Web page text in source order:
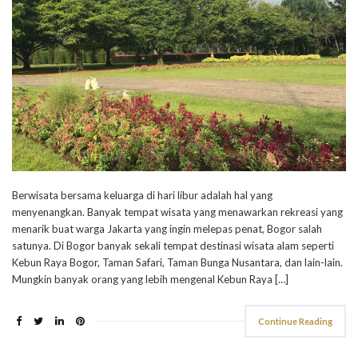
Berwisata bersama keluarga di hari libur adalah hal yang
menyenangkan. Banyak tempat wisata yang menawarkan rekreasi yang
menarik buat warga Jakarta yang ingin melepas penat, Bogor salah
satunya. Di Bogor banyak sekali tempat destinasi wisata alam seperti
Kebun Raya Bogor, Taman Safari, Taman Bunga Nusantara, dan lain-lain.
Mungkin banyak orang yang lebih mengenal Kebun Raya […]
Continue Reading